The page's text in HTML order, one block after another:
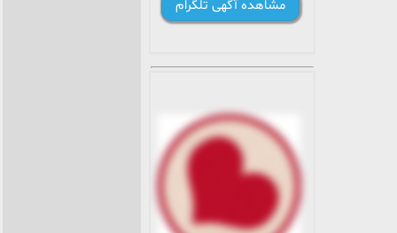
باجنبه هاش بیان ک خوش
باشیم دورهم💫🌹😍 💐
مشاهده آگهی تلگرام